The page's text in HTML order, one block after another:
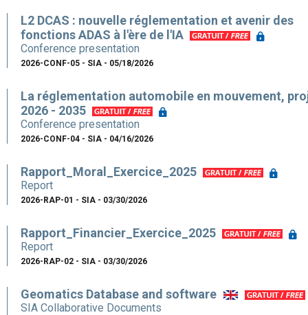
L2 DCAS : nouvelle réglementation et avenir des
fonctions ADAS à l'ère de l'IA
Conference presentation
2026-CONF-05 - SIA - 05/18/2026
La réglementation automobile en mouvement,
2026 - 2035
Conference presentation
2026-CONF-04 - SIA - 04/16/2026
Rapport_Moral_Exercice_2025
Report
2026-RAP-01 - SIA - 03/30/2026
Rapport_Financier_Exercice_2025
Report
2026-RAP-02 - SIA - 03/30/2026
Geomatics Database and software
SIA Collaborative Documents